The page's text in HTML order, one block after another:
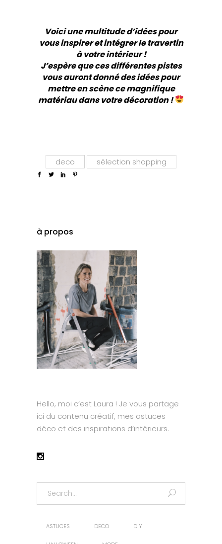
Voici une multitude d’idées pour
vous inspirer et intégrer le travertin
à votre intérieur !
J’espère que ces différentes pistes
vous auront donné des idées pour
mettre en scène ce magnifique
matériau dans votre décoration !
deco sélection shopping
à propos
Hello, moi c’est Laura ! Je vous partage
ici du contenu créatif, mes astuces
déco et des inspirations d’intérieurs.
ASTUCES DECO DIY